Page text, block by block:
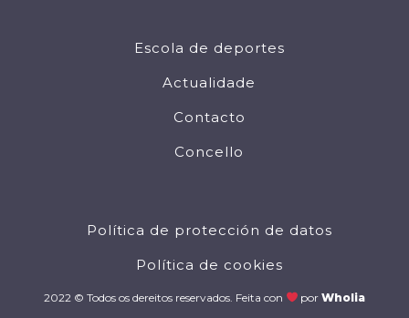
Escola de deportes
Actualidade
Contacto
Concello
Política de protección de datos
Política de cookies
2022 © Todos os dereitos reservados. Feita con porWholia